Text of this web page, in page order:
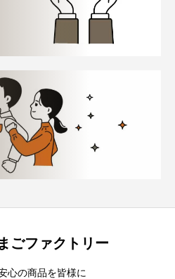
ごファクトリー
心の商品を皆様に